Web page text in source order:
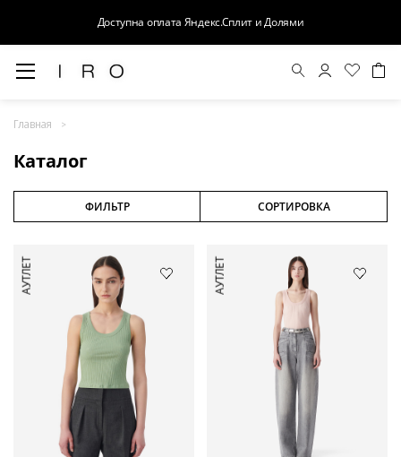
Доступна оплата Яндекс.Сплит и Долями
Главная
Каталог
Кожа
Обувь и Аксессуары
ФИЛЬТР СОРТИРОВКА
АУТЛЕТ АУТЛЕТ